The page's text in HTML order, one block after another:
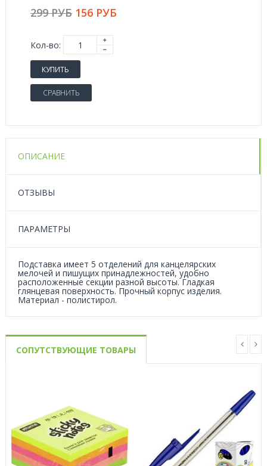
299 РУБ 156 РУБ
Кол-во:
КУПИТЬ
СРАВНИТЬ
ОПИСАНИЕ
ОТЗЫВЫ
ПАРАМЕТРЫ
Подставка имеет 5 отделений для канцелярских
мелочей и пишущих принадлежностей, удобно
расположенные секции разной высоты. Гладкая
глянцевая поверхность. Прочный корпус изделия.
Материал - полистирол.
СОПУТСТВУЮЩИЕ ТОВАРЫ